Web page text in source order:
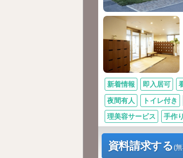
新着情報 即入居可
夜間有人 トイレ付き
理美容サービス 手作
資料請求する(